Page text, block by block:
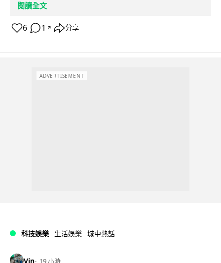
閱讀全文
6 1 ↗ 分享
ADVERTISEMENT
科技娛樂 生活娛樂 城中熱話
Vin 19 小時